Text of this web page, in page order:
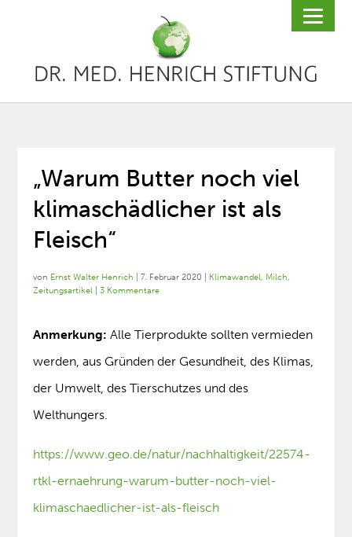
„Warum Butter noch viel
klimaschädlicher ist als
Fleisch“
von Ernst Walter Henrich |7. Februar 2020 Klimawandel, Milch,
Zeitungsartikel |3 Kommentare
Anmerkung: Alle Tierprodukte sollten vermieden
werden, aus Gründen der Gesundheit, des Klimas,
der Umwelt, des Tierschutzes und des
Welthungers.
https://www.geo.de/natur/nachhaltigkeit/22574-
rtkl-ernaehrung-warum-butter-noch-viel-
klimaschaedlicher-ist-als-fleisch